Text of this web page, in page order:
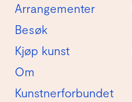
Arrangementer
Besøk
Kjøp kunst
Om
Kunstnerforbundet